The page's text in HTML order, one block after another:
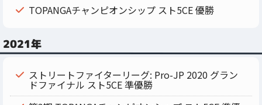
TOPANGAチャンピオンシップ スト5CE 優勝
2021年
ストリートファイターリーグ: Pro-JP 2020 グラン
ドファイナル スト5CE 準優勝